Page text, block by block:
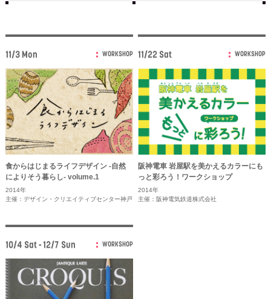
11/3 Mon WORKSHOP
食からはじまるライフデザイン -自然
によりそう暮らし- volume.1
2014年
主催：デザイン・クリエイティブセンター神戸
11/22 Sat WORKSHOP
阪神電車 岩屋駅を美かえるカラーにも
っと彩ろう！ワークショップ
2014年
主催：阪神電気鉄道株式会社
10/4 Sat - 12/7 Sun WORKSHOP